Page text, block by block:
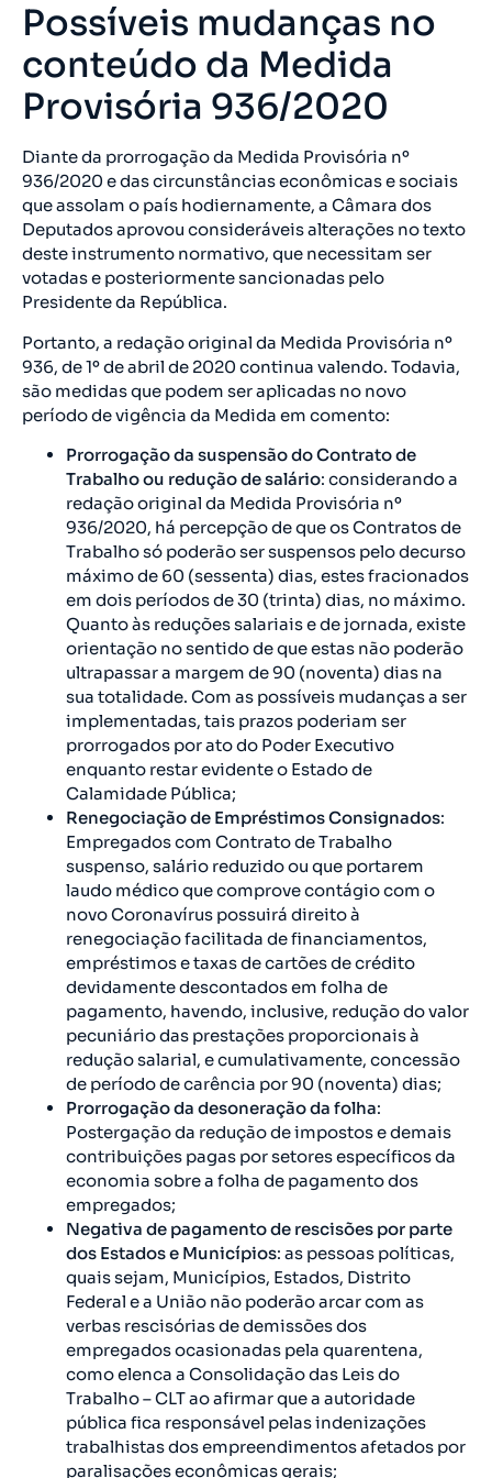
Possíveis mudanças no
conteúdo da Medida
Provisória 936/2020
Diante da prorrogação da Medida Provisória nº
936/2020 e das circunstâncias econômicas e sociais
que assolam o país hodiernamente, a Câmara dos
Deputados aprovou consideráveis alterações no texto
deste instrumento normativo, que necessitam ser
votadas e posteriormente sancionadas pelo
Presidente da República.
Portanto, a redação original da Medida Provisória nº
936, de 1º de abril de 2020 continua valendo. Todavia,
são medidas que podem ser aplicadas no novo
período de vigência da Medida em comento:
Prorrogação da suspensão do Contrato de
Trabalho ou redução de salário: considerando a
redação original da Medida Provisória nº
936/2020, há percepção de que os Contratos de
Trabalho só poderão ser suspensos pelo decurso
máximo de 60 (sessenta) dias, estes fracionados
em dois períodos de 30 (trinta) dias, no máximo.
Quanto às reduções salariais e de jornada, existe
orientação no sentido de que estas não poderão
ultrapassar a margem de 90 (noventa) dias na
sua totalidade. Com as possíveis mudanças a ser
implementadas, tais prazos poderiam ser
prorrogados por ato do Poder Executivo
enquanto restar evidente o Estado de
Calamidade Pública;
Renegociação de Empréstimos Consignados:
Empregados com Contrato de Trabalho
suspenso, salário reduzido ou que portarem
laudo médico que comprove contágio com o
novo Coronavírus possuirá direito à
renegociação facilitada de financiamentos,
empréstimos e taxas de cartões de crédito
devidamente descontados em folha de
pagamento, havendo, inclusive, redução do valor
pecuniário das prestações proporcionais à
redução salarial, e cumulativamente, concessão
de período de carência por 90 (noventa) dias;
Prorrogação da desoneração da folha:
Postergação da redução de impostos e demais
contribuições pagas por setores específicos da
economia sobre a folha de pagamento dos
empregados;
Negativa de pagamento de rescisões por parte
dos Estados e Municípios: as pessoas políticas,
quais sejam, Municípios, Estados, Distrito
Federal e a União não poderão arcar com as
verbas rescisórias de demissões dos
empregados ocasionadas pela quarentena,
como elenca a Consolidação das Leis do
Trabalho – CLT ao afirmar que a autoridade
pública fica responsável pelas indenizações
trabalhistas dos empreendimentos afetados por
paralisações econômicas gerais;